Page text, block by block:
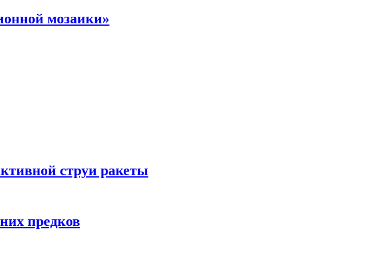
мозаики»
струи ракеты
предков